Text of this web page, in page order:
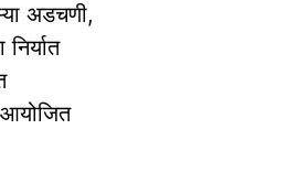
अडचणी,
आयोजित